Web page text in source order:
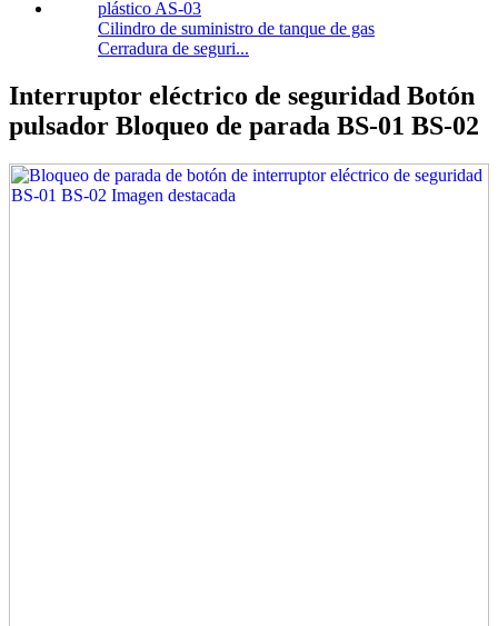
Cilindro de suministro de tanque de gas
Cerradura de seguri...
Interruptor eléctrico de seguridad Botón
pulsador Bloqueo de parada BS-01 BS-02